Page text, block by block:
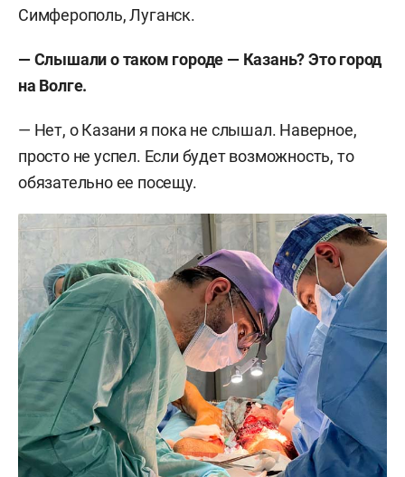
Симферополь, Луганск.
— Слышали о таком городе — Казань? Это город
на Волге.
— Нет, о Казани я пока не слышал. Наверное,
просто не успел. Если будет возможность, то
обязательно ее посещу.